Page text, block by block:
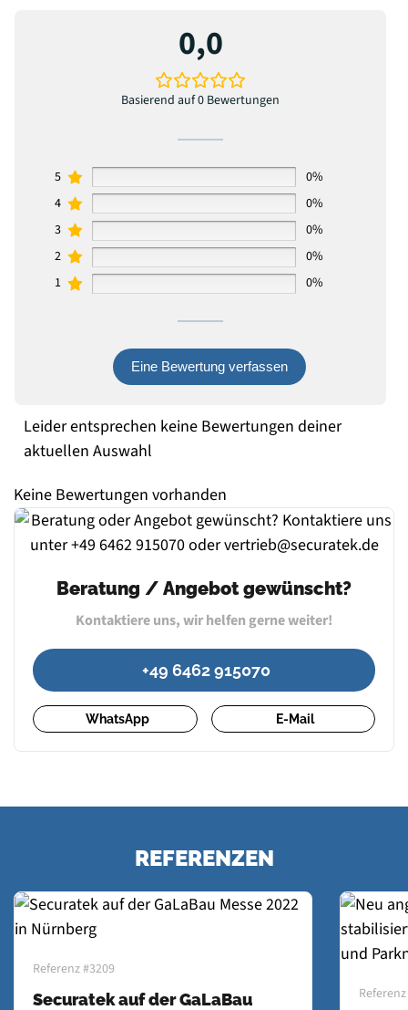
0,0
Basierend auf 0 Bewertungen
5
0%
4
0%
3
0%
2
0%
1
0%
Eine Bewertung verfassen
Leider entsprechen keine Bewertungen deiner
aktuellen Auswahl
Keine Bewertungen vorhanden
Beratung / Angebot gewünscht?
Kontaktiere uns, wir helfen gerne weiter!
+49 6462 915070
WhatsApp E-Mail
REFERENZEN
Referenz #3209
Securatek auf der GaLaBau